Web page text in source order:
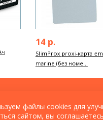
14 р.
SlimProx proxi-карта
marine (без номе...
доступом (СКУД), охранная
пожарная сигнализация (ОПС),
файлы cookies для
сайтом, вы